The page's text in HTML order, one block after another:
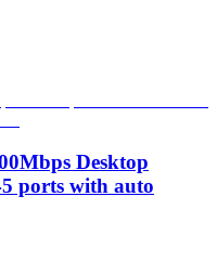
Desktop
ports with auto